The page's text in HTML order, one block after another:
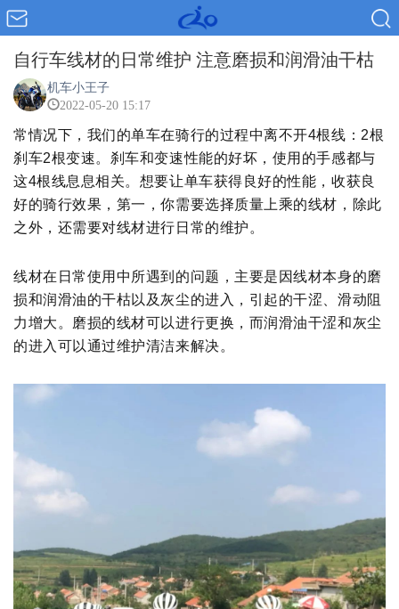
自行车线材的日常维护 注意磨损和润滑油干枯
机车小王子
2022-05-20 15:17
常情况下，我们的单车在骑行的过程中离不开4根线：2根
刹车2根变速。刹车和变速性能的好坏，使用的手感都与
这4根线息息相关。想要让单车获得良好的性能，收获良
好的骑行效果，第一，你需要选择质量上乘的线材，除此
之外，还需要对线材进行日常的维护。
线材在日常使用中所遇到的问题，主要是因线材本身的磨
损和润滑油的干枯以及灰尘的进入，引起的干涩、滑动阻
力增大。磨损的线材可以进行更换，而润滑油干涩和灰尘
的进入可以通过维护清洁来解决。